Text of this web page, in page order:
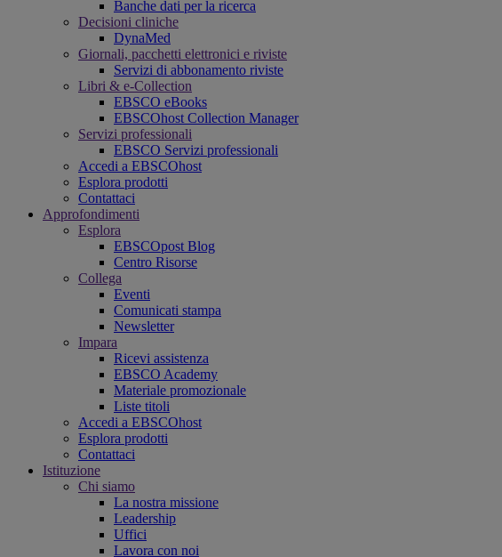
Banche dati per la ricerca
Decisioni cliniche
DynaMed
Giornali, pacchetti elettronici e riviste
Servizi di abbonamento riviste
Libri & e-Collection
EBSCO eBooks
EBSCOhost Collection Manager
Servizi professionali
EBSCO Servizi professionali
Accedi a EBSCOhost
Esplora prodotti
Contattaci
Approfondimenti
Esplora
EBSCOpost Blog
Centro Risorse
Collega
Eventi
Comunicati stampa
Newsletter
Impara
Ricevi assistenza
EBSCO Academy
Materiale promozionale
Liste titoli
Accedi a EBSCOhost
Esplora prodotti
Contattaci
Istituzione
Chi siamo
La nostra missione
Leadership
Uffici
Lavora con noi